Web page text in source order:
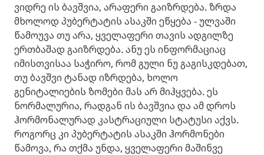
ვიდრე ის ბავშვია, არაფერი გაიზრდება. ზრდა
მხოლოდ პუბერტატის ასაკში ეწყება - ულვაში
წამოუვა თუ არა, ყველაფერი თავის ადგილზე
ერთბაშად გაიზრდება. ანუ ეს ინფორმაციაც
იმისთვისაა საჭირო, რომ გული ნუ გაგისკდებათ,
თუ ბავშვი ტანად იზრდება, ხოლო
გენიტალიების ზომები მას არ მიჰყვება. ეს
ნორმალურია, რადგან ის ბავშვია და ამ დროს
ჰორმონალურად კასტრაციული სტატუსი აქვს.
როგორც კი პუბერტატის ასაკში ჰორმონები
წამოვა, რა თქმა უნდა, ყველაფერი მაშინვე